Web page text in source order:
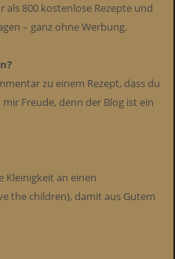
als 800 kostenlose Rezepte und
– ganz ohne Werbung.
zu einem Rezept, dass du
Freude, denn der Blog ist ein
Kleinigkeit an einen
the children), damit aus Gutem